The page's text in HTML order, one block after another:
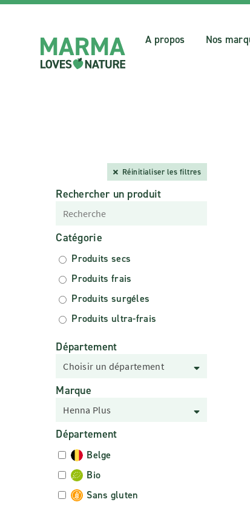
A propos Nos
Réinitialiser les filtres
Rechercher un produit
Catégorie
Produits secs
Produits frais
Produits surgéles
Produits ultra-frais
Département
Choisir un département
Marque
Henna Plus
Département
Belge
Bio
Sans gluten